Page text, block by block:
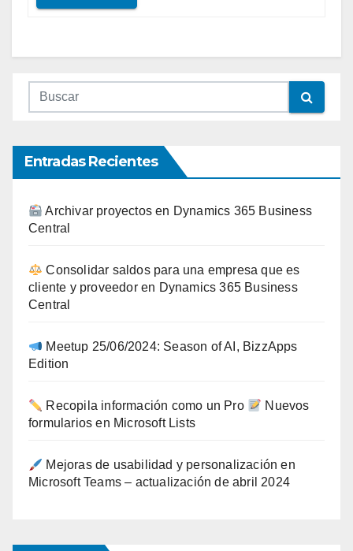
Entradas Recientes
Archivar proyectos en Dynamics 365 Business
Central
Consolidar saldos para una empresa que es
cliente y proveedor en Dynamics 365 Business
Central
Meetup 25/06/2024: Season of AI, BizzApps
Edition
Recopila información como un Pro
Nuevos
formularios en Microsoft Lists
Mejoras de usabilidad y personalización en
Microsoft Teams – actualización de abril 2024